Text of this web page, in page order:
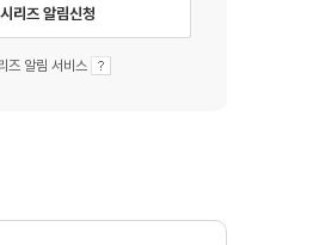
시리즈 알림신청
즈 알림 서비스